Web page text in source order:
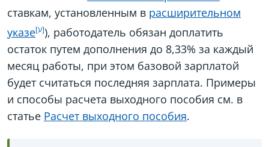
ставкам, установленным в расширительном
указе
), работодатель обязан доплатить
остаток путем дополнения до 8,33% за каждый
месяц работы, при этом базовой зарплатой
будет считаться последняя зарплата. Примеры
и способы расчета выходного пособия см. в
статье Расчет выходного пособия.